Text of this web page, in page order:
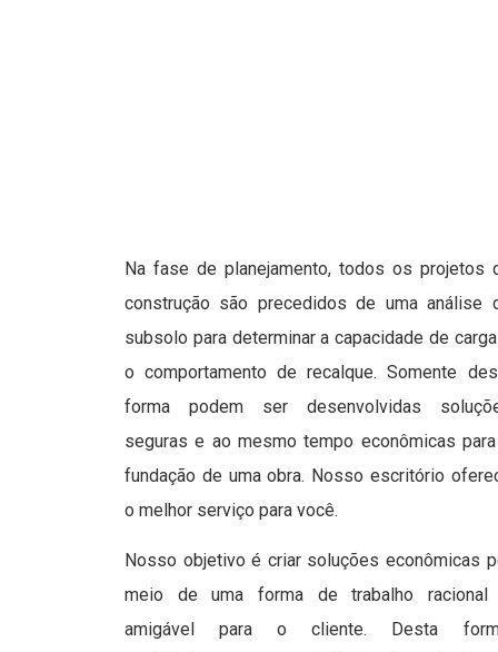
Na fase de planejamento, todos os projetos
construção são precedidos de uma análise
subsolo para determinar a capacidade de
o comportamento de recalque. Somente
forma podem ser desenvolvidas
seguras e ao mesmo tempo econômicas
fundação de uma obra. Nosso escritório
o melhor serviço para você.
Nosso objetivo é criar soluções econômicas
meio de uma forma de trabalho racional
amigável para o cliente. Desta